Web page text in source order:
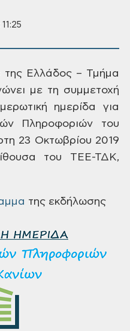
της Ελλάδος – Τμήμα
με τη συμμετοχή
ημερίδα για
Πληροφοριών του
23 Οκτωβρίου 2019
του ΤΕΕ-ΤΔΚ,
της εκδήλωσης